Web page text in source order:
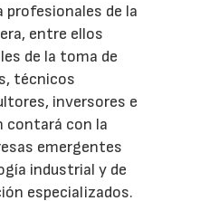
profesionales de la
entre ellos
de la toma de
técnicos
inversores e
contará con la
emergentes
industrial y de
especializados.